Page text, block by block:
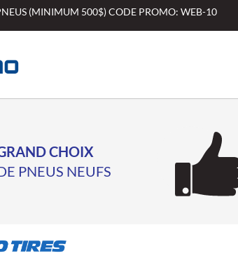
(MINIMUM 500$) CODE PROMO: WEB-10
CHOIX
PNEUS NEUFS